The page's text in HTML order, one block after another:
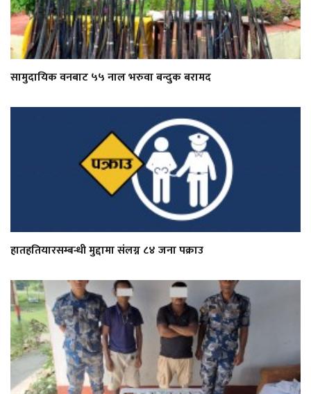
सामुदायिक वनबाट ५५ नाल भरुवा बन्दुक बरामद
हातहतियारसम्बन्धी मुद्दामा संलग्न ८४ जना पक्राउ